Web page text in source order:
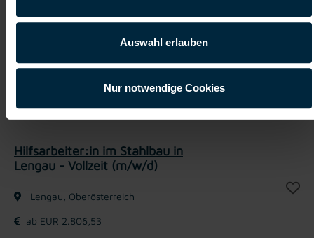
Auswahl erlauben
Nur notwendige Cookies
Jetzt bewerben
Hilfsarbeiter:in im Stahlbau in
Lengau - Vollzeit (m/w/d)
Lengau, Oberösterreich
ab EUR 2.806,53